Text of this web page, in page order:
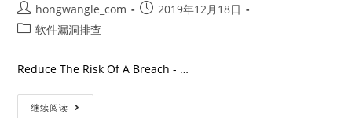
hongwangle_com
2019年12月18日
软件漏洞排查
Reduce The Risk Of A Breach - …
继续阅读